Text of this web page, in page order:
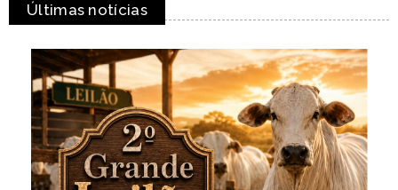
Últimas notícias